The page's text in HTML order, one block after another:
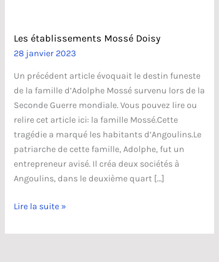
Les établissements Mossé Doisy
28 janvier 2023
Un précédent article évoquait le destin funeste
de la famille d’Adolphe Mossé survenu lors de la
Seconde Guerre mondiale. Vous pouvez lire ou
relire cet article ici: la famille Mossé.Cette
tragédie a marqué les habitants d’Angoulins.Le
patriarche de cette famille, Adolphe, fut un
entrepreneur avisé. Il créa deux sociétés à
Angoulins, dans le deuxième quart […]
Les
Mossé
Lire la suite »